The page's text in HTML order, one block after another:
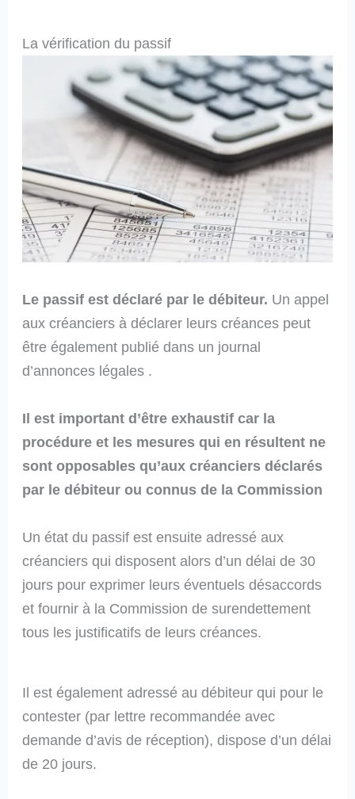
La vérification du passif
Le passif est déclaré par le débiteur. Un appel
aux créanciers à déclarer leurs créances peut
être également publié dans un journal
d’annonces légales .
Il est important d’être exhaustif car la
procédure et les mesures qui en résultent ne
sont opposables qu’aux créanciers déclarés
par le débiteur ou connus de la Commission
Un état du passif est ensuite adressé aux
créanciers qui disposent alors d’un délai de 30
jours pour exprimer leurs éventuels désaccords
et fournir à la Commission de surendettement
tous les justificatifs de leurs créances.
Il est également adressé au débiteur qui pour le
contester (par lettre recommandée avec
demande d’avis de réception), dispose d’un délai
de 20 jours.